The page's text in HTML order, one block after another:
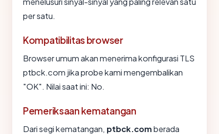
per satu.
Kompatibilitas browser
Browser umum akan menerima konfigurasi TLS
ptbck.com jika probe kami mengembalikan
"OK". Nilai saat ini: No.
Pemeriksaan kematangan
Dari segi kematangan, ptbck.comberada